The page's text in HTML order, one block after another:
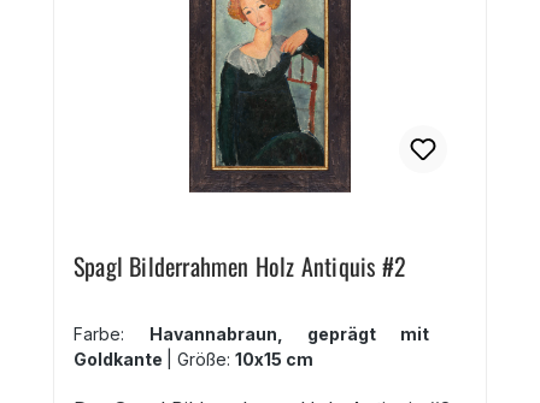
10x15 cm bis 70x100 cm, DIN A1, DIN A2,
DIN A3, DIN A4
Spagl Bilderrahmen Holz Antiquis #2
Farbe: Havannabraun, geprägt mit
Goldkante
Größe: 10x15 cm